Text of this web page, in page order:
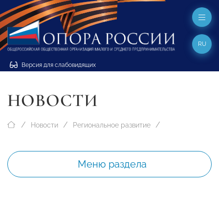
Версия для слабовидящих
RU
НОВОСТИ
Новости Региональное развитие
Меню раздела